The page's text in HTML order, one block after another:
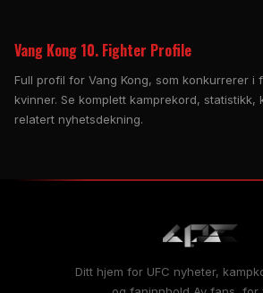
Vang Kong 10. Fighter Profile
Full profil for Vang Kong, som konkurrerer i
kvinner. Se komplett kamprekord, statistikk,
relatert nyhetsdekning.
Ditt hjem for UFC nyheter,